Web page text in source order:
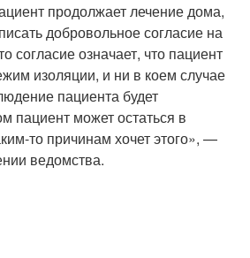
продолжает лечение дома,
добровольное согласие на
согласие означает, что пациент
изоляции, и ни в коем случае
пациента будет
пациент может остаться в
то причинам хочет этого», —
ведомства.